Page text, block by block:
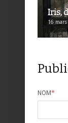
Iris,
16
NOM*